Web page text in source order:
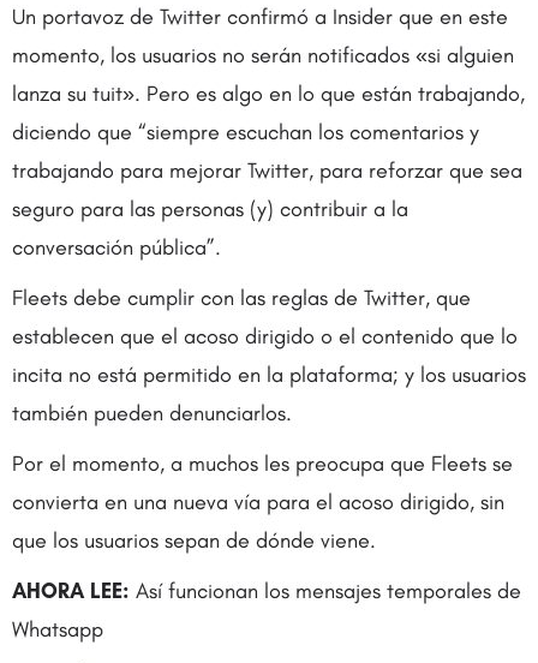
Un portavoz de Twitter confirmó a Insider que en este
momento, los usuarios no serán notificados «si alguien
lanza su tuit». Pero es algo en lo que están trabajando,
diciendo que “siempre escuchan los comentarios y
trabajando para mejorar Twitter, para reforzar que sea
seguro para las personas (y) contribuir a la
conversación pública”.
Fleets debe cumplir con las reglas de Twitter, que
establecen que el acoso dirigido o el contenido que lo
incita no está permitido en la plataforma; y los usuarios
también pueden denunciarlos.
Por el momento, a muchos les preocupa que Fleets se
convierta en una nueva vía para el acoso dirigido, sin
que los usuarios sepan de dónde viene.
AHORA LEE: Así funcionan los mensajes temporales de
Whatsapp